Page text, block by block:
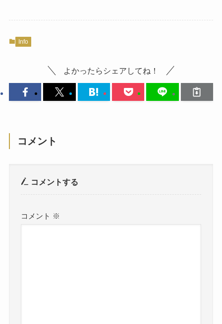
Info
よかったらシェアしてね！
コメント
コメントする
コメント ※